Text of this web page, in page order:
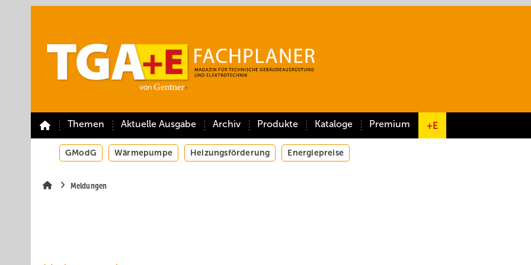
Themen Aktuelle Ausgabe Archiv Produkte Kataloge Premium +E
GModG Wärmepumpe Heizungsförderung Energiepreise
Meldungen